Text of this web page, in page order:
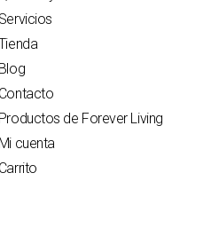
Servicios
Blog
Contacto
Productos de Forever Living
Mi cuenta
Carrito